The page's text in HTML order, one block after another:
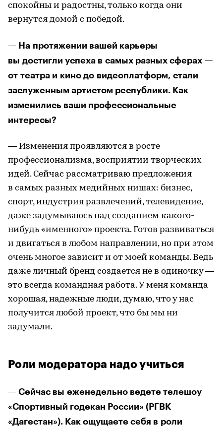
спокойны и радостны, только когда они
вернутся домой с победой.
— На протяжении вашей карьеры
вы достигли успеха в самых разных сферах —
от театра и кино до видеоплатформ, стали
заслуженным артистом республики. Как
изменились ваши профессиональные
интересы?
— Изменения проявляются в росте
профессионализма, восприятии творческих
идей. Сейчас рассматриваю предложения
в самых разных медийных нишах: бизнес,
спорт, индустрия развлечений, телевидение,
даже задумываюсь над созданием какого-
нибудь «именного» проекта. Готов развиваться
и двигаться в любом направлении, но при этом
очень многое зависит и от моей команды. Ведь
даже личный бренд создается не в одиночку —
это всегда командная работа. У меня команда
хорошая, надежные люди, думаю, что у нас
получится любой проект, что бы мы ни
задумали.
Роли модератора надо учиться
— Сейчас вы еженедельно ведете телешоу
«Спортивный годекан России» (РГВК
«Дагестан»). Как ощущаете себя в роли